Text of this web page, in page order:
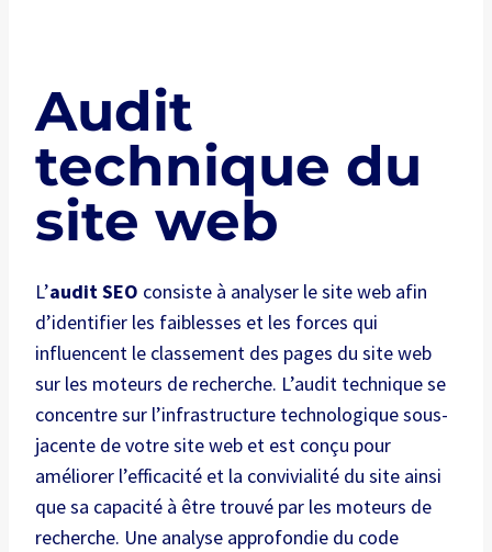
Audit
technique du
site web
L’audit SEO consiste à analyser le site web afin
d’identifier les faiblesses et les forces qui
influencent le classement des pages du site web
sur les moteurs de recherche. L’audit technique se
concentre sur l’infrastructure technologique sous-
jacente de votre site web et est conçu pour
améliorer l’efficacité et la convivialité du site ainsi
que sa capacité à être trouvé par les moteurs de
recherche. Une analyse approfondie du code